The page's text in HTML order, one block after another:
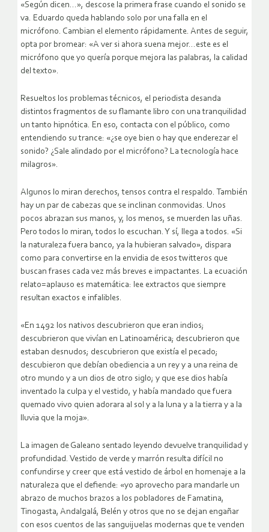
«Según dicen…», descose la primera frase cuando el sonido se
va. Eduardo queda hablando solo por una falla en el
micrófono. Cambian el elemento rápidamente. Antes de seguir,
opta por bromear: «A ver si ahora suena mejor…este es el
micrófono que yo quería porque mejora las palabras, la calidad
del texto».
Resueltos los problemas técnicos, el periodista desanda
distintos fragmentos de su flamante libro con una tranquilidad
un tanto hipnótica. En eso, contacta con el público, como
entendiendo su trance: «¿se oye bien o hay que enderezar el
sonido? ¿Sale alindado por el micrófono? La tecnología hace
milagros».
Algunos lo miran derechos, tensos contra el respaldo. También
hay un par de cabezas que se inclinan conmovidas. Unos
pocos abrazan sus manos, y, los menos, se muerden las uñas.
Pero todos lo miran, todos lo escuchan. Y sí, llega a todos. «Si
la naturaleza fuera banco, ya la hubieran salvado», dispara
como para convertirse en la envidia de esos twitteros que
buscan frases cada vez más breves e impactantes. La ecuación
relato=aplauso es matemática: lee extractos que siempre
resultan exactos e infalibles.
«En 1492 los nativos descubrieron que eran indios;
descubrieron que vivían en Latinoamérica; descubrieron que
estaban desnudos; descubrieron que existía el pecado;
descubieron que debían obediencia a un rey y a una reina de
otro mundo y a un dios de otro siglo; y que ese dios había
inventado la culpa y el vestido, y había mandado que fuera
quemado vivo quien adorara al sol y a la luna y a la tierra y a la
lluvia que la moja».
La imagen de Galeano sentado leyendo devuelve tranquilidad y
profundidad. Vestido de verde y marrón resulta difícil no
confundirse y creer que está vestido de árbol en homenaje a la
naturaleza que el defiende: «yo aprovecho para mandarle un
abrazo de muchos brazos a los pobladores de Famatina,
Tinogasta, Andalgalá, Belén y otros que no se dejan engañar
con esos cuentos de las sanguijuelas modernas que te venden